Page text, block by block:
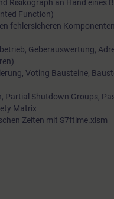
Sie eine perfekte
Diese werden an
mit der Kommunikation
Risikograph an Hand eines
Function)
fehlersicheren
Geberauswertung,
Voting Bausteine,
Partial Shutdown Groups,
Matrix
Zeiten mit S7ftime.xlsm